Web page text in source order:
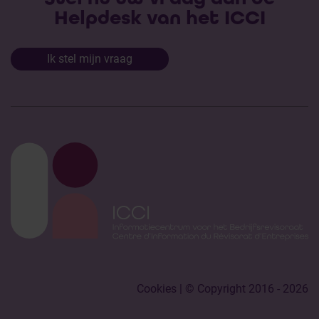
Helpdesk van het ICCI
Ik stel mijn vraag
Cookies | © Copyright 2016 - 2026